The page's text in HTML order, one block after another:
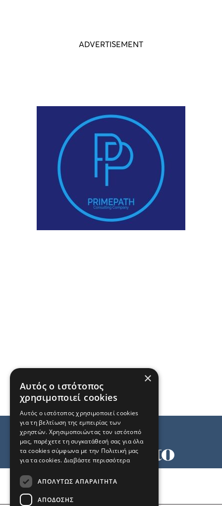
×
Αυτός ο ιστότοπος
χρησιμοποιεί cookies
Αυτός ο ιστότοπος χρησιμοποιεί cookies
για τη βελτίωση της εμπειρίας των
χρηστών. Χρησιμοποιώντας τον ιστότοπό
μας, παρέχετε τη συγκατάθεσή σας για όλα
τα cookies σύμφωνα με την Πολιτική μας
για τα cookies. Διαβάστε περισσότερα
ΑΠΟΛΎΤΩΣ ΑΠΑΡΑΊΤΗΤΑ
ΑΠΌΔΟΣΗΣ